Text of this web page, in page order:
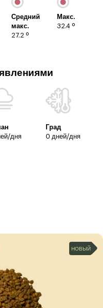
Средний
макс.
27.2 º
Макс.
32.4 º
дня
Град
0 дней/дня
НОВЫЙ